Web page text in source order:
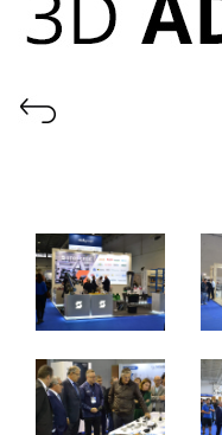
De7 a 9 de novembro
De quinta a sábado,